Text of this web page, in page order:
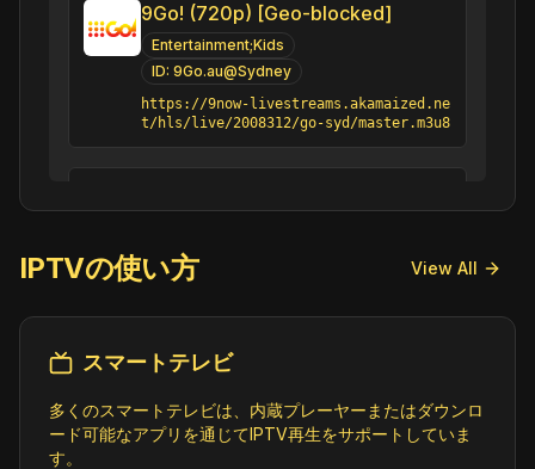
9Go! (720p) [Geo-blocked]
Entertainment;Kids
ID: 9Go.au@Sydney
https://9now-livestreams.akamaized.ne
t/hls/live/2008312/go-syd/master.m3u8
https://origin.dpsgo.com/ssai/event/L
hHrVtyeQkKZ-Ye_xEU75g/master.m3u8
90's Kids
https://jmp2.uk/plu-6452c814939a59000
8567a3b.m3u8
IPTVの使い方 View All
スマートテレビ
多くのスマートテレビは、内蔵プレーヤーまたはダウンロ
ード可能なアプリを通じてIPTV再生をサポートしていま
す。